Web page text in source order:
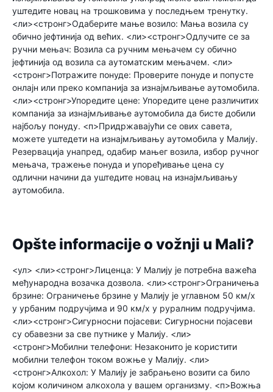
уштедите новац на трошковима у последњем тренутку.
<ли><стронг>Одаберите мање возило: Мања возила су
обично јефтинија од већих. <ли><стронг>Одлучите се за
ручни мењач: Возила са ручним мењачем су обично
јефтинија од возила са аутоматским мењачем. <ли>
<стронг>Потражите понуде: Проверите понуде и попусте
онлајн или преко компанија за изнајмљивање аутомобила.
<ли><стронг>Упоредите цене: Упоредите цене различитих
компанија за изнајмљивање аутомобила да бисте добили
најбољу понуду. <п>Придржавајући се ових савета,
можете уштедети на изнајмљивању аутомобила у Малију.
Резервација унапред, одабир мањег возила, избор ручног
мењача, тражење понуда и упоређивање цена су
одлични начини да уштедите новац на изнајмљивању
аутомобила.
Opšte informacije o vožnji u Mali?
<ул> <ли><стронг>Лиценца: У Малију је потребна важећа
међународна возачка дозвола. <ли><стронг>Ограничења
брзине: Ограничење брзине у Малију је углавном 50 км/х
у урбаним подручјима и 90 км/х у руралним подручјима.
<ли><стронг>Сигурносни појасеви: Сигурносни појасеви
су обавезни за све путнике у Малију. <ли>
<стронг>Мобилни телефони: Незаконито је користити
мобилни телефон током вожње у Малију. <ли>
<стронг>Алкохол: У Малију је забрањено возити са било
којом количином алкохола у вашем организму. <п>Вожња